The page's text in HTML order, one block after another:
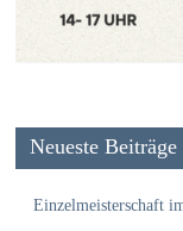
Neueste Beiträge
Einzelmeisterschaft